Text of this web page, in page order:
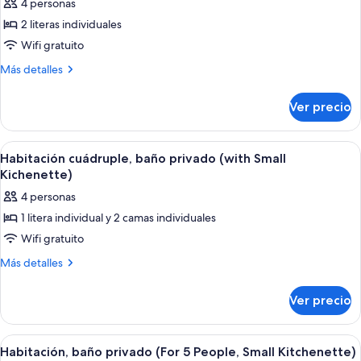
People)
las
fotos
de
Habitación
compartido
4 personas
2 literas individuales
Wifi gratuito
Más detalles
Más
cuádruple,
baño
compartido
Ver precio
Abrir
todas
las
fotos
de
Habitación
cuádruple,
(with
Small
Kichenette)
Habitación con literas, una
7
Habitación cuádruple, baño privado (with Small
Kichenette)
4 personas
1 litera individual y 2 camas individuales
Wifi gratuito
Más detalles
Más
cuádruple,
baño
privado
Ver precio
Abrir
Habitación con literas de madera,
9
Habitación, baño privado (For 5 People, Small Kitchenette)